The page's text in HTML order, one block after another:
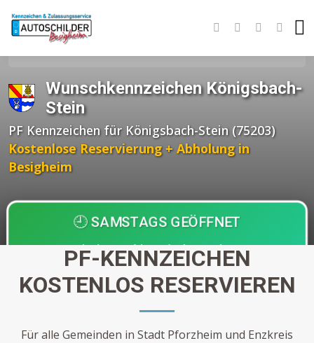
Startseite Wunschkennzeichen BW
Enzkreis
Königsbach-Stein
Wunschkennzeichen Königsbach-
Stein
PF Kennzeichen für Königsbach-Stein (75203)
Kostenlose Reservierung + Abholung in
Besigheim
🕘 SAMSTAGS GEÖFFNET
Einziger Anbieter in der Region!
Abholung nach30 Minuten
PF-KENNZEICHEN
KOSTENLOS RESERVIEREN
Für alle Gemeinden in Stadt Pforzheim und Enzkreis